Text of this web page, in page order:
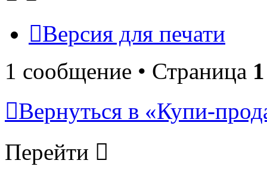
Версия для печати
1 сообщение • Страница 1
Вернуться в «Купи-
Перейти